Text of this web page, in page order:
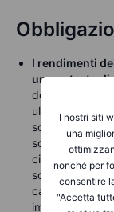
I nostri siti
una
nonché per
consentire
"Accetta
I rendimenti
un contesto di
del 2 anni è
ulteriore punto
sotto il 3,42%,
sotto il 3,41%.
cinque punti
sotto la soglia
cauti in vista
impegnati in